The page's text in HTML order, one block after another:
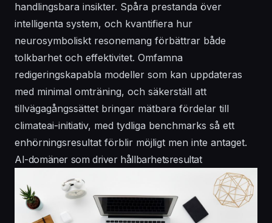
handlingsbara insikter. Spåra prestanda över
intelligenta system, och kvantifiera hur
neurosymboliskt resonemang förbättrar både
tolkbarhet och effektivitet. Omfamna
redigeringskapabla modeller som kan uppdateras
med minimal omträning, och säkerställ att
tillvägagångssättet bringar mätbara fördelar till
climateai-initiativ, med tydliga benchmarks så ett
enhörningsresultat förblir möjligt men inte antaget.
AI-domäner som driver hållbarhetsresultat